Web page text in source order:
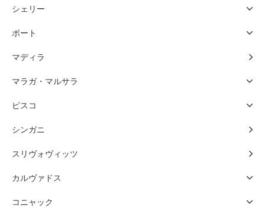
シェリー
ポート
マディラ
マラガ・マルサラ
ピスコ
シンガニ
スリヴォヴィッツ
カルヴァドス
コニャック